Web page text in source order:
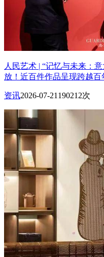
人民艺术 | “记忆与未来：
放！近百件作品呈现跨越百
资讯2026-07-21 190212次